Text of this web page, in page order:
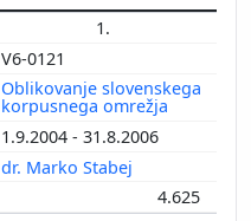
1.
V6-0121
Oblikovanje slovenskega
korpusnega omrežja
1.9.2004 - 31.8.2006
dr. Marko Stabej
4.625